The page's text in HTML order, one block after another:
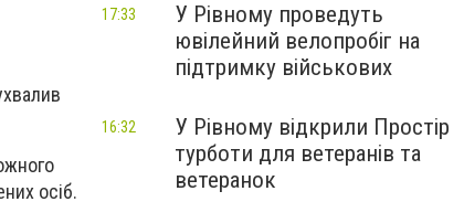
осіб.
У Рівному проведуть
ювілейний велопробіг на
підтримку військових
17:33
У Рівному відкрили Простір
турботи для ветеранів та
ветеранок
16:32